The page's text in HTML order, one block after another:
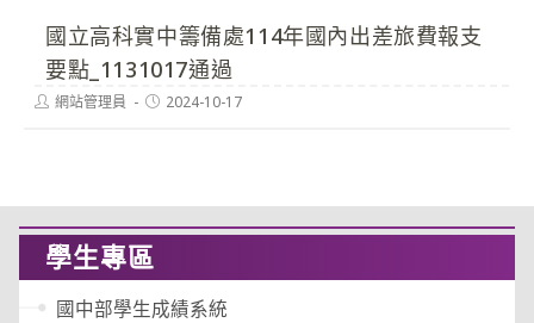
國立高科實中籌備處114年國內出差旅費報支
要點_1131017通過
Post網站管理員
Post2024-10-17
學生專區
國中部學生成績系統